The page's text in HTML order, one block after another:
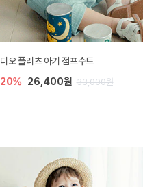
디오 플리츠 아기 점프수트
20% 26,400원 33,000원